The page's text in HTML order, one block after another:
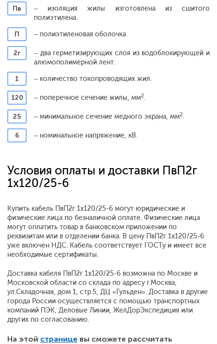
Пв
– изоляция жилы изготовлена из сшитого
полиэтилена.
П
– полиэтиленовая оболочка.
2г
– два герметизирующих слоя из водоблокирующей и
алюмополимерной лент.
1
– количество токопроводящих жил.
120 – поперечное сечение жилы, мм2.
25 – минимальное сечение медного экрана, мм2.
6 – номинальное напряжение, кВ.
Условия оплаты и доставки ПвП2г
1x120/25-6
Купить кабель ПвП2г 1x120/25-6 могут юридические и
физические лица по безналичной оплате. Физические лица
могут оплатить товар в банковском приложении по
реквизитам или в отделении банка. В цену ПвП2г 1x120/25-6
уже включен НДС. Кабель соответствует ГОСТу и имеет все
необходимые сертификаты.
Доставка кабеля ПвП2г 1x120/25-6 возможна по Москве и
Московской области со склада по адресу г.Москва,
ул.Складочная, дом 1, стр.5, ДЦ «Гульден». Доставка в другие
города России осуществляется с помощью транспортных
компаний ПЭК, Деловые Линии, ЖелДорЭкспедиция или
других по согласованию.
На этой странице вы сможете рассчитать